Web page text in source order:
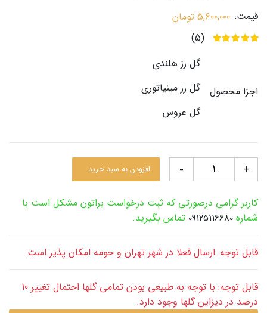
قیمت: 5,600,000 تومان
(5)
اجزا محصول
گل رز هلندی
گل رز مینیاتوری
گل عروس
+
- افزودن به سبد خرید
کاربر گرامی درصورتی که ثبت درخواست براتون مشکل است با
شماره 09125116680 تماس بگیرید.
قابل توجه: ارسال فعلا در شهر تهران و حومه امکان پذیر است.
قابل توجه: با توجه به طبیعی بودن تمامی گلها احتمال تغییر 10
درصد در دیزاین گلها وجود دارد.